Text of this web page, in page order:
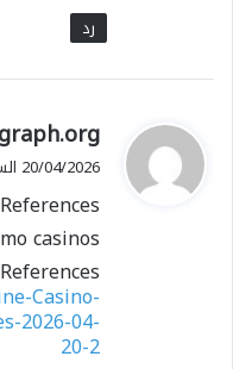
رد
ي
ق
ل
graph.org
20/04/2026 الساعة 21:46
References:
casinos
References:
Casino-
2026-04-
20-2